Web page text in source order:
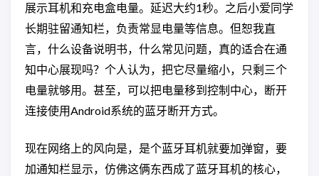
展示耳机和充电盒电量。延迟大约1秒。之后小爱同学
长期驻留通知栏，负责常显电量等信息。但恕我直
言，什么设备说明书，什么常见问题，真的适合在通
知中心展现吗？个人认为，把它尽量缩小，只剩三个
电量就够用。甚至，可以把电量移到控制中心，断开
连接使用Android系统的蓝牙断开方式。
现在网络上的风向是，是个蓝牙耳机就要加弹窗，要
加通知栏显示，仿佛这俩东西成了蓝牙耳机的核心，